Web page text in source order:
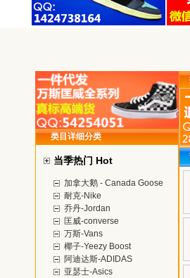
类目详细分类
当季热门 Hot
加拿大鹅 - Canada Goose
耐克-Nike
乔丹-Jordan
匡威-converse
万斯-Vans
椰子-Yeezy Boost
阿迪达斯-ADIDAS
亚瑟士-Asics